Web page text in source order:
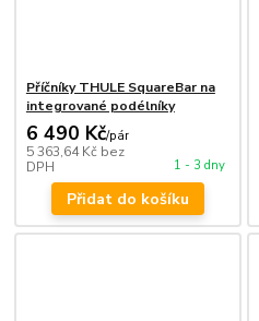
Příčníky THULE SquareBar na
integrované podélníky
6 490 Kč/pár
5 363,64 Kč bez
DPH
1 - 3 dny
Přidat do košíku